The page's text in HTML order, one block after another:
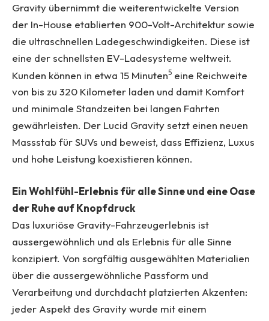
Gravity übernimmt die weiterentwickelte Version
der In-House etablierten 900-Volt-Architektur sowie
die ultraschnellen Ladegeschwindigkeiten. Diese ist
eine der schnellsten EV-Ladesysteme weltweit.
Kunden können in etwa 15 Minuten5 eine Reichweite
von bis zu 320 Kilometer laden und damit Komfort
und minimale Standzeiten bei langen Fahrten
gewährleisten. Der Lucid Gravity setzt einen neuen
Massstab für SUVs und beweist, dass Effizienz, Luxus
und hohe Leistung koexistieren können.
Ein Wohlfühl-Erlebnis für alle Sinne und eine Oase
der Ruhe auf Knopfdruck
Das luxuriöse Gravity-Fahrzeugerlebnis ist
aussergewöhnlich und als Erlebnis für alle Sinne
konzipiert. Von sorgfältig ausgewählten Materialien
über die aussergewöhnliche Passform und
Verarbeitung und durchdacht platzierten Akzenten:
jeder Aspekt des Gravity wurde mit einem